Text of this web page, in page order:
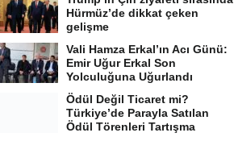
Hürmüz’de dikkat çeken
gelişme
Vali Hamza Erkal’ın Acı Günü:
Emir Uğur Erkal Son
Yolculuğuna Uğurlandı
Ödül Değil Ticaret mi?
Türkiye’de Parayla Satılan
Ödül Törenleri Tartışma